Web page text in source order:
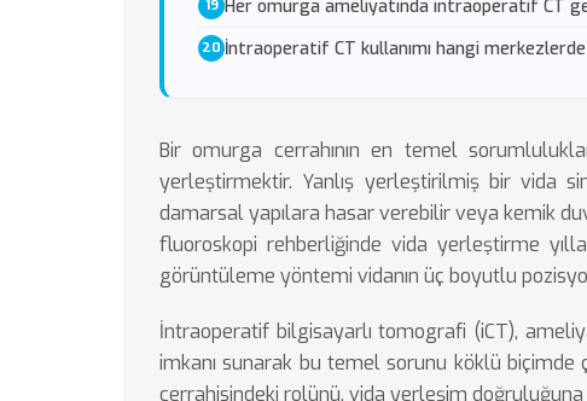
Her omurga ameliyatında intraoperatif CT
İntraoperatif CT kullanımı hangi
Bir omurga cerrahının en temel
yerleştirmektir. Yanlış yerleştirilmiş bir vida
damarsal yapılara hasar verebilir veya kemik
fluoroskopi rehberliğinde vida yerleştirme
görüntüleme yöntemi vidanın üç boyutlu
İntraoperatif bilgisayarlı tomografi (iCT),
imkanı sunarak bu temel sorunu köklü biçimde
cerrahisindeki rolünü, vida yerleşim doğruluğuna